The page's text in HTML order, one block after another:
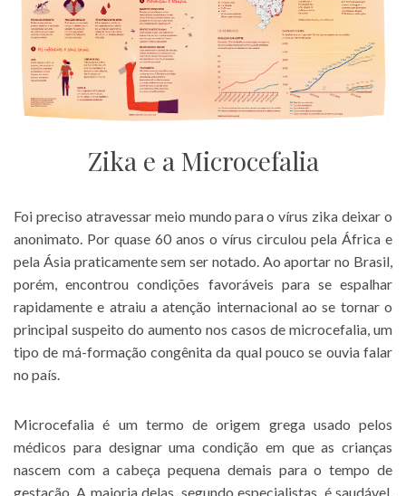
Zika e a Microcefalia
Foi preciso atravessar meio mundo para o vírus zika deixar o
anonimato. Por quase 60 anos o vírus circulou pela África e
pela Ásia praticamente sem ser notado. Ao aportar no Brasil,
porém, encontrou condições favoráveis para se espalhar
rapidamente e atraiu a atenção internacional ao se tornar o
principal suspeito do aumento nos casos de microcefalia, um
tipo de má-formação congênita da qual pouco se ouvia falar
no país.
Microcefalia é um termo de origem grega usado pelos
médicos para designar uma condição em que as crianças
nascem com a cabeça pequena demais para o tempo de
gestação. A maioria delas, segundo especialistas, é saudável.